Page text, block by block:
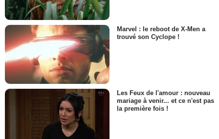
Marvel : le reboot de X-Men a
trouvé son Cyclope !
Les Feux de l'amour : nouveau
mariage à venir... et ce n'est pas
la première fois !